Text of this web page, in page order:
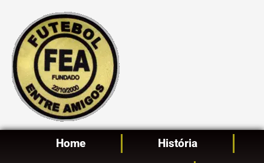
conteúdo
Home
História